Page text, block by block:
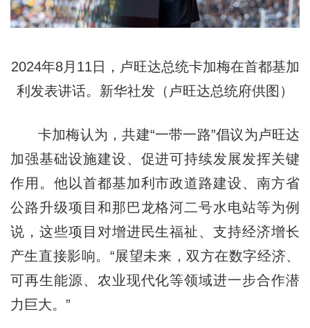
2024年8月11日，卢旺达总统卡加梅在首都基加
利发表讲话。新华社发（卢旺达总统府供图）
卡加梅认为，共建“一带一路”倡议为卢旺达
加强基础设施建设、促进可持续发展发挥关键
作用。他以首都基加利市政道路建设、南方省
公路升级项目和那巴龙格河二号水电站等为例
说，这些项目对增进民生福祉、支持经济增长
产生直接影响。“展望未来，双方在数字经济、
可再生能源、农业现代化等领域进一步合作潜
力巨大。”